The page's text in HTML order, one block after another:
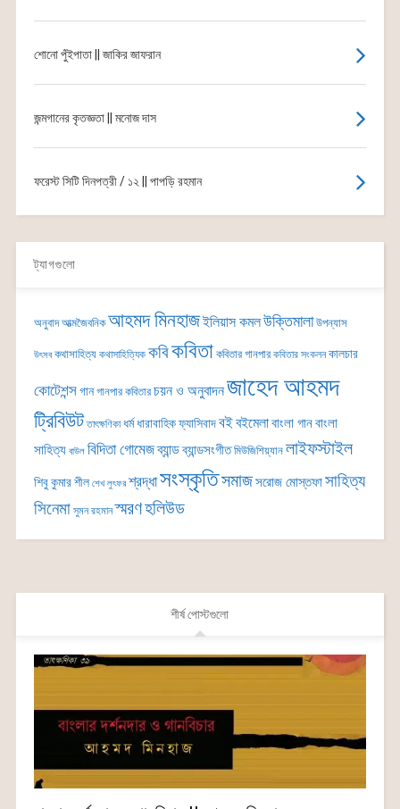
শোনো পুঁইপাতা || জাকির জাফরান
জন্মগানের কৃতজ্ঞতা || মনোজ দাস
ফরেস্ট সিটি দিনপত্রী / ১২ || পাপড়ি রহমান
ট্যাগগুলো
অনুবাদ আত্মজৈবনিক আহমদ মিনহাজইলিয়াস কমলউক্তিমালা উপন্যাস
উৎসব কথাসাহিত্য কথাসাহিত্যিক কবিকবিতা কবিতার গানপার কবিতার সংকলন কালচার
কোটেশন্সগান গানপার কবিতার চয়ন ও অনুবাদনজাহেদ আহমদ
ট্রিবিউট তাৎক্ষণিকা ধর্ম ধারাবাহিকফ্যাসিবাদবইবইমেলাবাংলা গানবাংলা
সাহিত্য বাউল বিদিতা গোমেজব্যান্ডব্যান্ডসংগীত মিউজিশিয়্যান লাইফস্টাইল
শিবু কুমার শীল শেখ লুৎফর শ্রদ্ধাসংস্কৃতিসমাজসরোজ মোস্তফাসাহিত্য
সিনেমা সুমন রহমান স্মরণহলিউড
শীর্ষ পোস্টগুলো